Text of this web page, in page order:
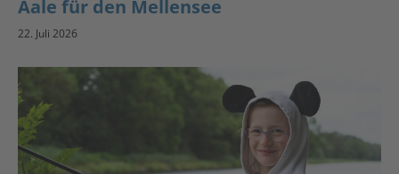
Aale für den Mellensee
22. Juli 2026